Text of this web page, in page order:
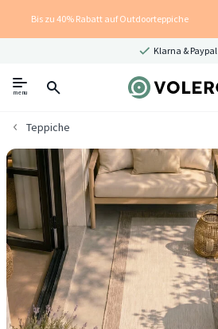
Bis zu 40% Rabatt auf Outdoorteppiche
Klarna & Paypal
menu
Teppiche